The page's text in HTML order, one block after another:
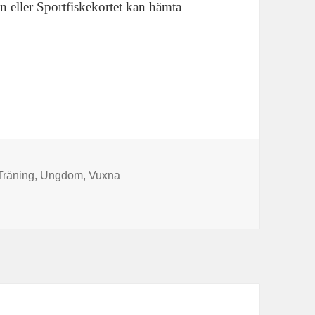
eller Sportfiskekortet kan hämta
, Ungdom,Vuxna